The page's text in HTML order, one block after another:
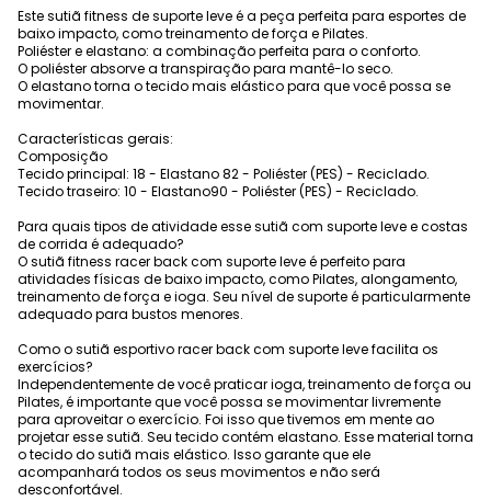
Este sutiã fitness de suporte leve é a peça perfeita para esportes de
baixo impacto, como treinamento de força e Pilates.
Poliéster e elastano: a combinação perfeita para o conforto.
O poliéster absorve a transpiração para mantê-lo seco.
O elastano torna o tecido mais elástico para que você possa se
movimentar.
Características gerais:
Composição
Tecido principal: 18 - Elastano 82 - Poliéster (PES) - Reciclado.
Tecido traseiro: 10 - Elastano90 - Poliéster (PES) - Reciclado.
Para quais tipos de atividade esse sutiã com suporte leve e costas
de corrida é adequado?
O sutiã fitness racer back com suporte leve é perfeito para
atividades físicas de baixo impacto, como Pilates, alongamento,
treinamento de força e ioga. Seu nível de suporte é particularmente
adequado para bustos menores.
Como o sutiã esportivo racer back com suporte leve facilita os
exercícios?
Independentemente de você praticar ioga, treinamento de força ou
Pilates, é importante que você possa se movimentar livremente
para aproveitar o exercício. Foi isso que tivemos em mente ao
projetar esse sutiã. Seu tecido contém elastano. Esse material torna
o tecido do sutiã mais elástico. Isso garante que ele
acompanhará todos os seus movimentos e não será
desconfortável.